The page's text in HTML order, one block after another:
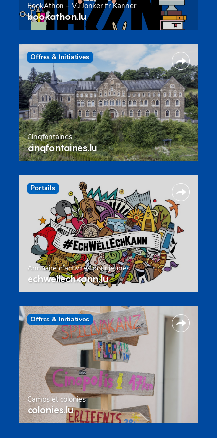
BookAthon – Vu Jonker fir Kanner
bookathon.lu
Offres & Initiatives
Cinqfontaines
cinqfontaines.lu
Portails
Annuaire d’activités pour jeunes
echwellechkann.lu
Offres & Initiatives
Camps et colonies
colonies.lu